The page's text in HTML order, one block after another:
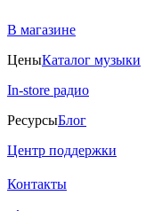
В магазине
ЦеныКаталог музыки
In-store радио
РесурсыБлог
Центр поддержки
Контакты